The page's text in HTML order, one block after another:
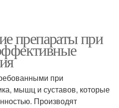
препараты при
при
мышц и суставов, которые
Производят